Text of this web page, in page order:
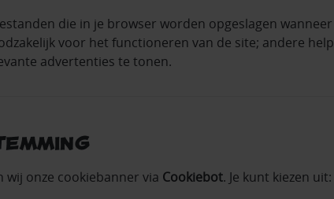
die in je browser worden opgeslagen
voor het functioneren van de site; andere
advertenties te tonen.
wij onze cookiebanner via Cookiebot. Je kunt kiezen uit: